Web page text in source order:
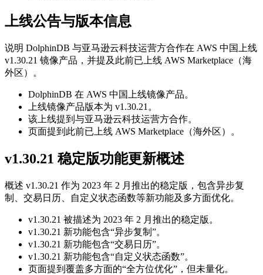
上线公告与版本信息
说明 DolphinDB 与亚马逊云科技运营方合作在 AWS 中国上线
v1.30.21 镜像产品，并提及此前已上线 AWS Marketplace（海
外区）。
DolphinDB 在 AWS 中国上线镜像产品。
上线镜像产品版本为 v1.30.21。
该上线提到与亚马逊云科技运营方合作。
页面提到此前已上线 AWS Marketplace（海外区）。
v1.30.21 稳定版功能更新概述
概述 v1.30.21 作为 2023 年 2 月推出的稳定版，包含异步复
制、交易日历、自定义状态函数等新功能及多方面优化。
v1.30.21 被描述为 2023 年 2 月推出的稳定版。
v1.30.21 新功能包含“异步复制”。
v1.30.21 新功能包含“交易日历”。
v1.30.21 新功能包含“自定义状态函数”。
页面提到覆盖多方面的“全方位优化”，但未量化。